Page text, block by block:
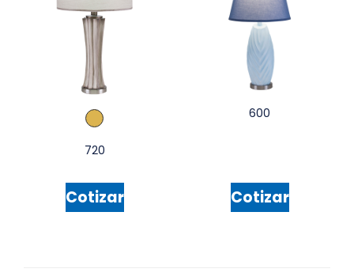
720
Cotizar
600
Cotizar